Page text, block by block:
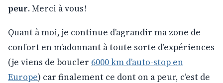
peur. Merci à vous !
Quant à moi, je continue d’agrandir ma zone de
confort en m’adonnant à toute sorte d’expériences
(je viens de boucler 6000 km d’auto-stop en
Europe) car finalement ce dont on a peur, c’est de